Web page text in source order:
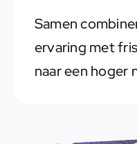
Samen
ervaring met
naar een hoger